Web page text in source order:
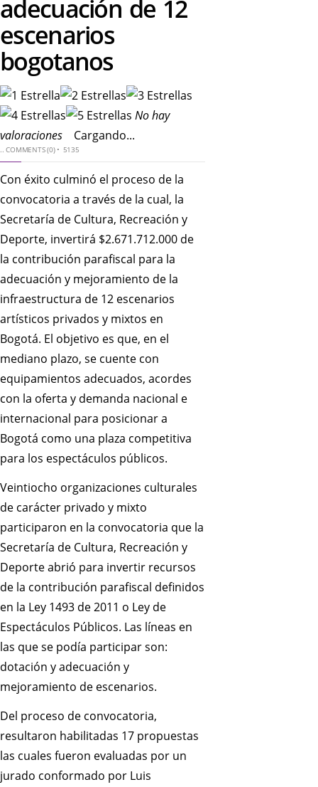
adecuación de 12
escenarios
bogotanos
No hay
valoraciones
Cargando...
..COMMENTS (0)• 5135
Con éxito culminó el proceso de la
convocatoria a través de la cual, la
Secretaría de Cultura, Recreación y
Deporte, invertirá $2.671.712.000 de
la contribución parafiscal para la
adecuación y mejoramiento de la
infraestructura de 12 escenarios
artísticos privados y mixtos en
Bogotá. El objetivo es que, en el
mediano plazo, se cuente con
equipamientos adecuados, acordes
con la oferta y demanda nacional e
internacional para posicionar a
Bogotá como una plaza competitiva
para los espectáculos públicos.
Veintiocho organizaciones culturales
de carácter privado y mixto
participaron en la convocatoria que la
Secretaría de Cultura, Recreación y
Deporte abrió para invertir recursos
de la contribución parafiscal definidos
en la Ley 1493 de 2011 o Ley de
Espectáculos Públicos. Las líneas en
las que se podía participar son:
dotación y adecuación y
mejoramiento de escenarios.
Del proceso de convocatoria,
resultaron habilitadas 17 propuestas
las cuales fueron evaluadas por un
jurado conformado por Luis